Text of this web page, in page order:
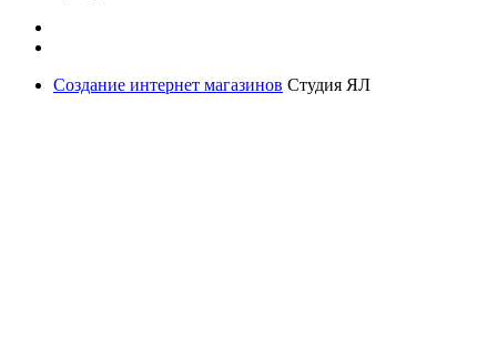
Создание интернет магазинов Студия ЯЛ